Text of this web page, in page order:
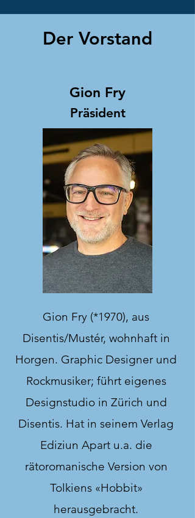
Der Vorstand
Gion Fry
Präsident
Gion Fry (*1970), aus
Disentis/Mustér, wohnhaft in
Horgen. Graphic Designer und
Rockmusiker; führt eigenes
Designstudio in Zürich und
Disentis. Hat in seinem Verlag
Ediziun Apart u.a. die
rätoromanische Version von
Tolkiens «Hobbit»
herausgebracht.